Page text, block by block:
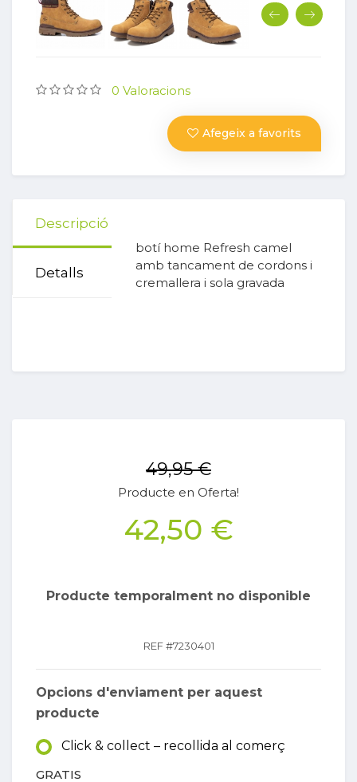
0 Valoracions
Afegeix a favorits
Descripció
Detalls
botí home Refresh camel
amb tancament de cordons i
cremallera i sola gravada
49,95 €
Producte en Oferta!
42,50 €
Producte temporalment no disponible
REF #7230401
Opcions d'enviament per aquest
producte
Click & collect – recollida al comerç
GRATIS